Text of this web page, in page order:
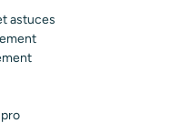
astuces